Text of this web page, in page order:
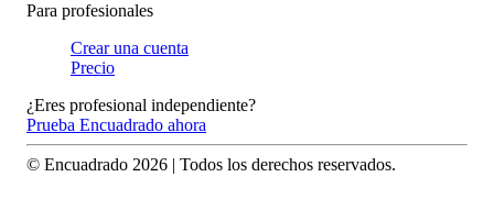
Para profesionales
Crear una cuenta
Precio
¿Eres profesional independiente?
Prueba Encuadrado ahora
© Encuadrado 2026 | Todos los derechos reservados.